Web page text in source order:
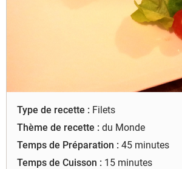
Type de recette : Filets
Thème de recette : du Monde
Temps de Préparation : 45 minutes
Temps de Cuisson : 15 minutes